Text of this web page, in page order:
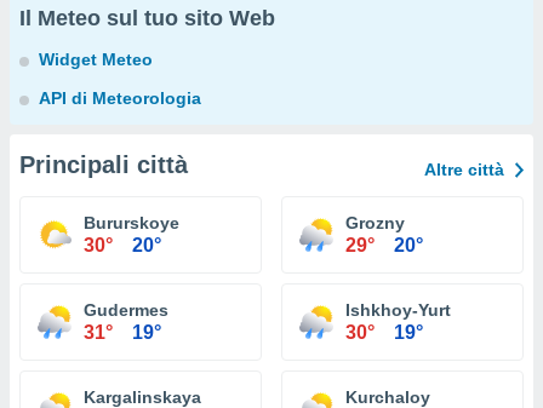
Il Meteo sul tuo sito Web
Widget Meteo
API di Meteorologia
Principali città Altre città
Bururskoye
30° 20°
Grozny
29° 20°
Gudermes
31° 19°
Ishkhoy-Yurt
30° 19°
Kargalinskaya Kurchaloy